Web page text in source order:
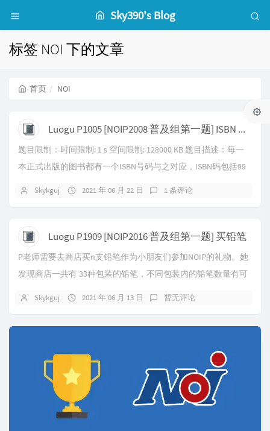
Sky390's Blog
标签 NOI 下的文章
首页 NOI
Luogu P1005 [NOIP2008 普及组第一题] ISBN 号码
题目限制：时间限制: 1 s 空间限制: 128000 KB 题目描述：每一
本正式出版的图书都有一个ISBN号码与之对应，ISBN码包括99
Skykguj 2021 年 06 月 22 日 1 条评论
Luogu P1909 [NOIP2016 普及组第一题] 买铅笔
P老师需要去商店买n支铅笔作为小朋友们参加NOIP的礼物。她
发现商店一共有 33种包装的铅笔，不同包装内的铅笔数量有可
Skykguj 2021 年 06 月 13 日 暂无评论